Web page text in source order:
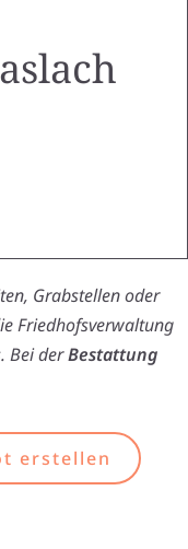
Grabstellen oder
Friedhofsverwaltung
Bei derBestattung
erstellen